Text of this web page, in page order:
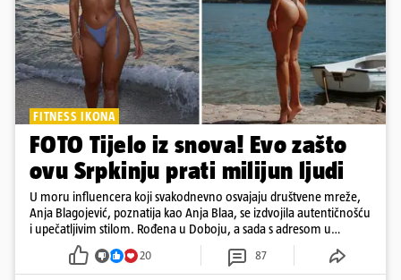
FITNESS IKONA
FOTO Tijelo iz snova! Evo zašto
ovu Srpkinju prati milijun ljudi
U moru influencera koji svakodnevno osvajaju društvene mreže,
Anja Blagojević, poznatija kao Anja Blaa, se izdvojila autentičnošću
i upečatljivim stilom. Rođena u Doboju, a sada s adresom u
Dubaiju, Anja je spoj glamura, discipline i mladenačke energije
20 87